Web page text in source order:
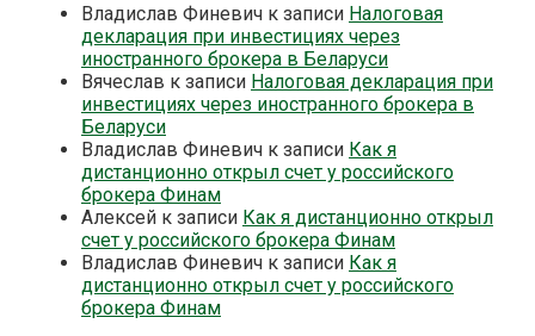
Владислав Финевич к записи Налоговая
декларация при инвестициях через
иностранного брокера в Беларуси
Вячеслав к записи Налоговая декларация при
инвестициях через иностранного брокера в
Беларуси
Владислав Финевич к записи Как я
дистанционно открыл счет у российского
брокера Финам
Алексей к записи Как я дистанционно открыл
счет у российского брокера Финам
Владислав Финевич к записи Как я
дистанционно открыл счет у российского
брокера Финам